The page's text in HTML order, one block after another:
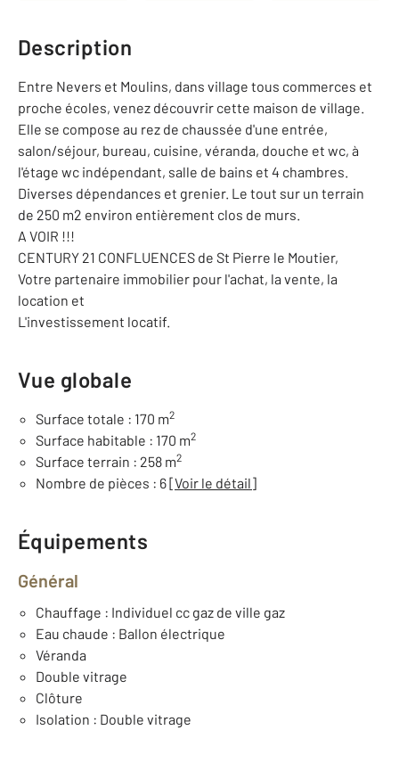
Description
Entre Nevers et Moulins, dans village tous commerces et
proche écoles, venez découvrir cette maison de village.
Elle se compose au rez de chaussée d'une entrée,
salon/séjour, bureau, cuisine, véranda, douche et wc, à
l'étage wc indépendant, salle de bains et 4 chambres.
Diverses dépendances et grenier. Le tout sur un terrain
de 250 m2 environ entièrement clos de murs.
A VOIR !!!
CENTURY 21 CONFLUENCES de St Pierre le Moutier,
Votre partenaire immobilier pour l'achat, la vente, la
location et
L'investissement locatif.
Vue globale
Surface totale : 170 m2
Surface habitable : 170 m2
Surface terrain : 258 m2
Nombre de pièces : 6[Voir le détail]
Équipements
Général
Chauffage : Individuel cc gaz de ville gaz
Eau chaude : Ballon électrique
Véranda
Double vitrage
Clôture
Isolation : Double vitrage